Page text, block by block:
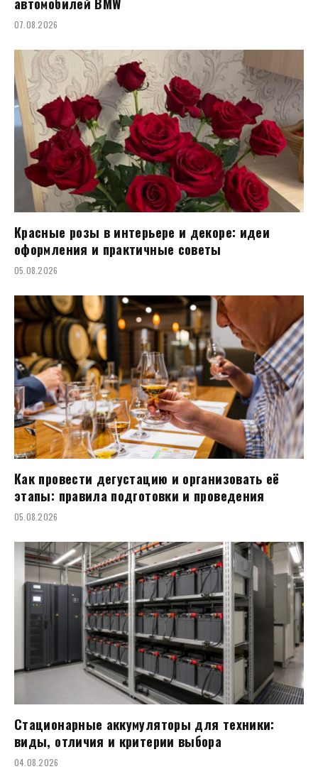
07.08.2026
Красные розы в интерьере и декоре: идеи
оформления и практичные советы
05.08.2026
Как провести дегустацию и организовать её
этапы: правила подготовки и проведения
05.08.2026
Стационарные аккумуляторы для техники:
виды, отличия и критерии выбора
04.08.2026